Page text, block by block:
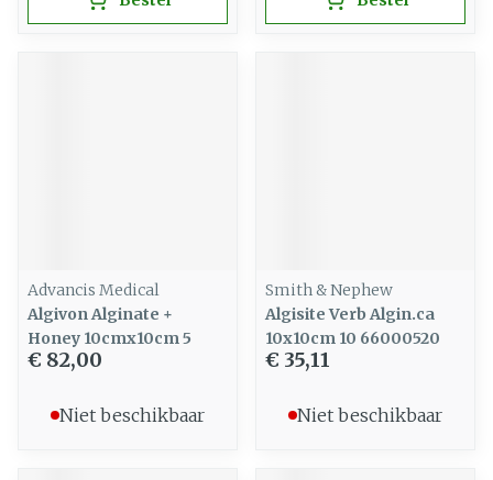
Advancis Medical
Algivon Alginate +
Honey 10cmx10cm 5
€ 82,00
Niet beschikbaar
Smith & Nephew
Algisite Verb Algin.ca
10x10cm 10 66000520
€ 35,11
Niet beschikbaar